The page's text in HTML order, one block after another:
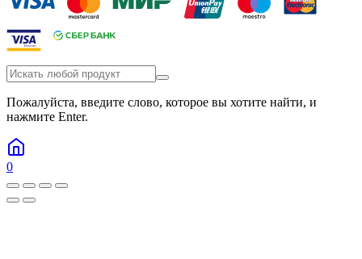
Пожалуйста, введите слово, которое вы хотите найти, и
нажмите Enter.
0